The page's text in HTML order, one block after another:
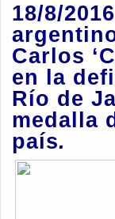
18/8/
Carlos
en la
Río de
medalla
país.